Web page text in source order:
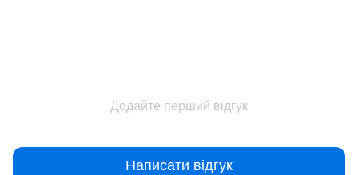
Додайте перший відгук
Написати відгук